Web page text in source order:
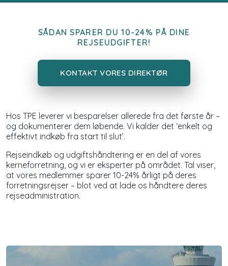
SÅDAN SPARER DU 10-24% PÅ DINE
REJSEUDGIFTER!
KONTAKT VORES DIREKTØR
Hos TPE leverer vi besparelser allerede fra det første år –
og dokumenterer dem løbende. Vi kalder det ‘enkelt og
effektivt indkøb fra start til slut’.
Rejseindkøb og udgiftshåndtering er en del af vores
kerneforretning, og vi er eksperter på området. Tal viser,
at vores medlemmer sparer 10-24% årligt på deres
forretningsrejser – blot ved at lade os håndtere deres
rejseadministration.